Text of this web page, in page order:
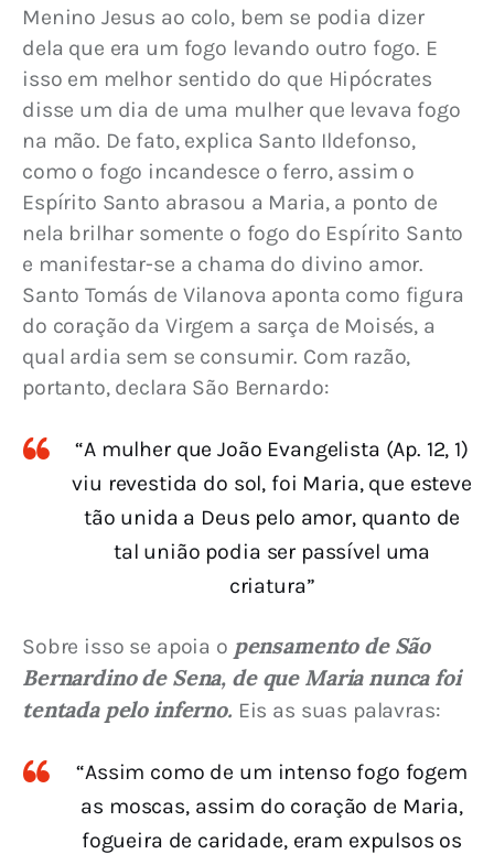
Menino Jesus ao colo, bem se podia dizer
dela que era um fogo levando outro fogo. E
isso em melhor sentido do que Hipócrates
disse um dia de uma mulher que levava fogo
na mão. De fato, explica Santo Ildefonso,
como o fogo incandesce o ferro, assim o
Espírito Santo abrasou a Maria, a ponto de
nela brilhar somente o fogo do Espírito Santo
e manifestar-se a chama do divino amor.
Santo Tomás de Vilanova aponta como figura
do coração da Virgem a sarça de Moisés, a
qual ardia sem se consumir. Com razão,
portanto, declara São Bernardo:
“A mulher que João Evangelista (Ap. 12, 1)
viu revestida do sol, foi Maria, que esteve
tão unida a Deus pelo amor, quanto de
tal união podia ser passível uma
criatura”
Sobre isso se apoia o pensamento de São
Bernardino de Sena, de que Maria nunca foi
tentada pelo inferno. Eis as suas palavras:
“Assim como de um intenso fogo fogem
as moscas, assim do coração de Maria,
fogueira de caridade, eram expulsos os